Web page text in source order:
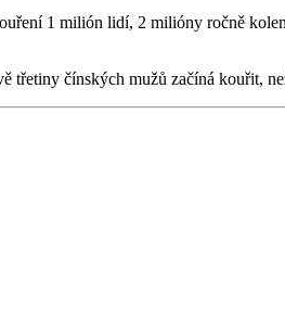
1 milión lidí, 2 milióny ročně
třetiny čínských mužů začíná kouřit,